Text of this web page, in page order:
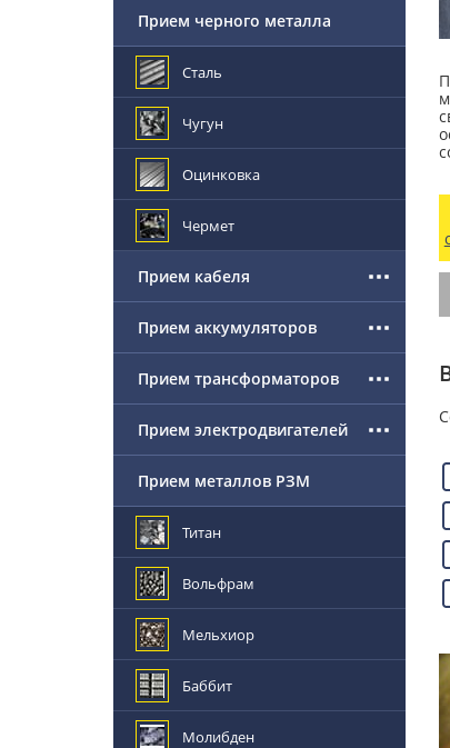
Прием черного металла
Сталь
Чугун
Оцинковка
Чермет
Прием кабеля
Прием аккумуляторов
Прием трансформаторов
Прием электродвигателей
Прием металлов РЗМ
Титан
Вольфрам
Мельхиор
Баббит
Молибден